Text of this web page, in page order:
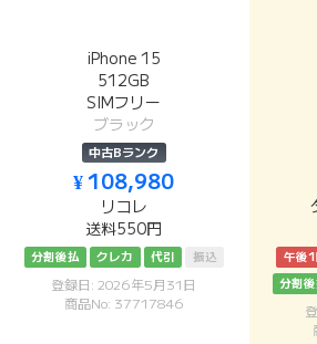
iPhone 15
512GB
SIMフリー
ブラック
中古Bランク
¥ 108,980
リコレ
送料550円
分割後払 クレカ 代引 振込
登録日: 2026年5月31日
商品No: 37717846
午後
分割